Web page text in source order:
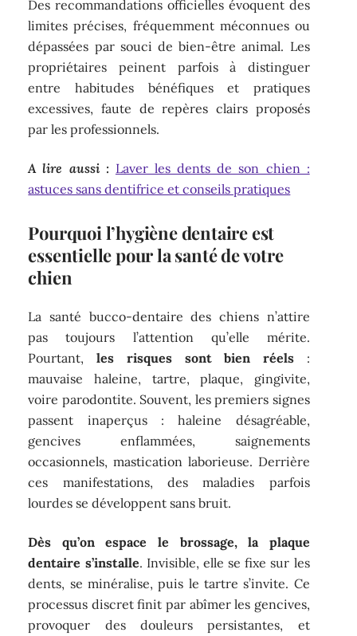
Des recommandations officielles évoquent des
limites précises, fréquemment méconnues ou
dépassées par souci de bien-être animal. Les
propriétaires peinent parfois à distinguer
entre habitudes bénéfiques et pratiques
excessives, faute de repères clairs proposés
par les professionnels.
A lire aussi : Laver les dents de son chien :
astuces sans dentifrice et conseils pratiques
Pourquoi l’hygiène dentaire est
essentielle pour la santé de votre
chien
La santé bucco-dentaire des chiens n’attire
pas toujours l’attention qu’elle mérite.
Pourtant,les risques sont bien réels:
mauvaise haleine, tartre, plaque, gingivite,
voire parodontite. Souvent, les premiers signes
passent inaperçus : haleine désagréable,
gencives enflammées, saignements
occasionnels, mastication laborieuse. Derrière
ces manifestations, des maladies parfois
lourdes se développent sans bruit.
Dès qu’on espace le brossage, la plaque
dentaire s’installe. Invisible, elle se fixe sur les
dents, se minéralise, puis le tartre s’invite. Ce
processus discret finit par abîmer les gencives,
provoquer des douleurs persistantes, et